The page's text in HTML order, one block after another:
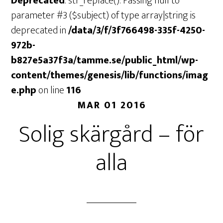
parameter #3 ($subject) of type array|string is
deprecated in/data/3/f/3f766498-335f-4250-
972b-
b827e5a37f3a/tamme.se/public_html/wp-
content/themes/genesis/lib/functions/imag
e.phpon line116
MAR 01 2016
Solig skärgård – för
alla